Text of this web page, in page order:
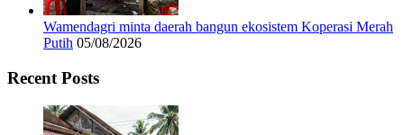
Wamendagri minta daerah bangun ekosistem Koperasi Merah
Putih 05/08/2026
Recent Posts